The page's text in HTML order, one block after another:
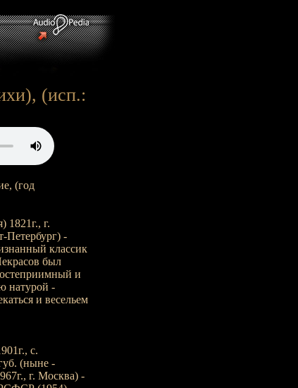
(исп.:
(год
1821г., г.
Петербург) -
классик
был
и
натурой -
и весельем
с.
(ныне -
г. Москва) -